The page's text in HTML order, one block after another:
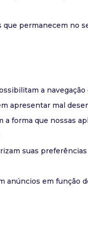
que permanecem no
a
apresentar mal
a forma que nossas
suas
anúncios em função